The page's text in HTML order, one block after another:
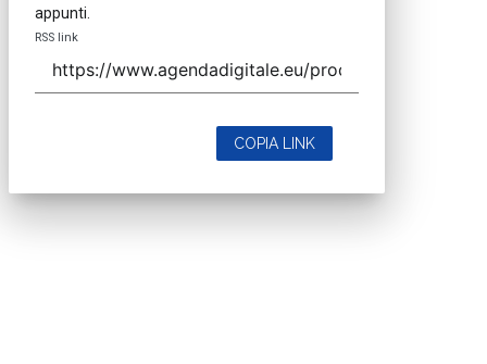
appunti.
RSS link
COPIA LINK